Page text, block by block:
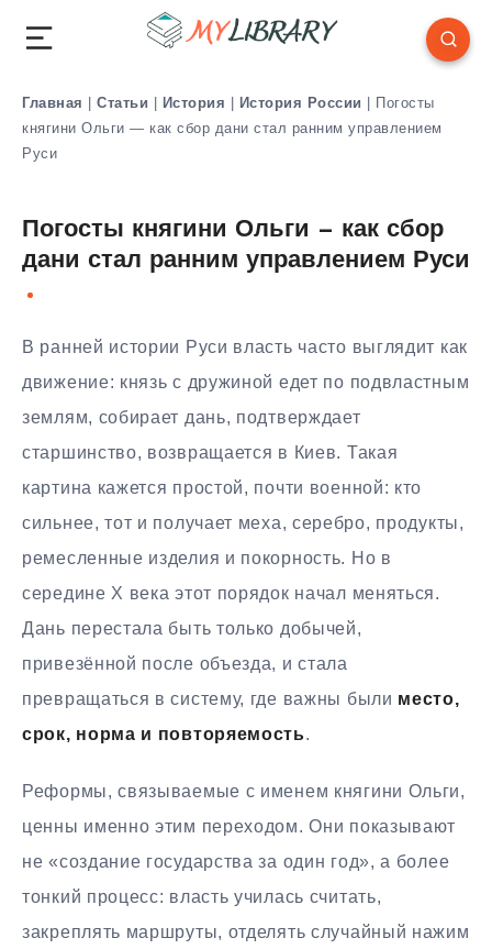
Главная | Статьи | История | История России | Погосты
княгини Ольги — как сбор дани стал ранним управлением
Руси
Погосты княгини Ольги — как сбор
дани стал ранним управлением Руси
В ранней истории Руси власть часто выглядит как
движение: князь с дружиной едет по подвластным
землям, собирает дань, подтверждает
старшинство, возвращается в Киев. Такая
картина кажется простой, почти военной: кто
сильнее, тот и получает меха, серебро, продукты,
ремесленные изделия и покорность. Но в
середине X века этот порядок начал меняться.
Дань перестала быть только добычей,
привезённой после объезда, и стала
превращаться в систему, где важны были место,
срок, норма и повторяемость.
Реформы, связываемые с именем княгини Ольги,
ценны именно этим переходом. Они показывают
не «создание государства за один год», а более
тонкий процесс: власть училась считать,
закреплять маршруты, отделять случайный нажим